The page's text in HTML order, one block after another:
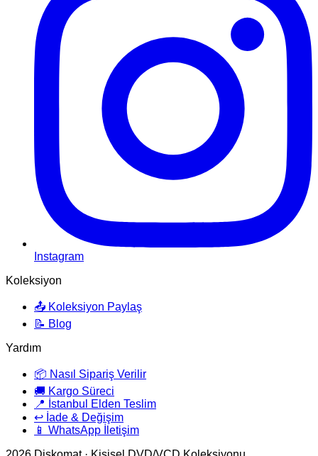
Instagram
Koleksiyon
📤 Koleksiyon Paylaş
📝 Blog
Yardım
📦 Nasıl Sipariş Verilir
🚚 Kargo Süreci
📍 İstanbul Elden Teslim
↩️ İade & Değişim
📱 WhatsApp İletişim